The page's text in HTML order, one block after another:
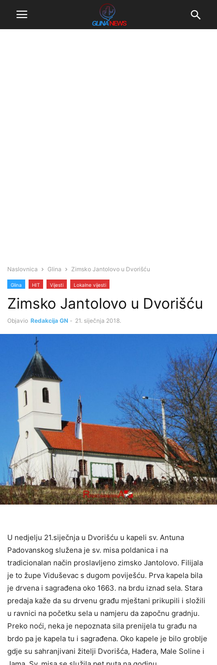
Naslovnica Glina Zimsko Jantolovo u Dvorišću
Glina HIT Vijesti Lokalne vijesti
Zimsko Jantolovo u Dvorišću
Objavio Redakcija GN - 21. siječnja 2018.
U nedjelju 21.siječnja u Dvorišću u kapeli sv. Antuna
Padovanskog služena je sv. misa poldanica i na
tradicionalan način proslavljeno zimsko Jantolovo. Filijala
je to župe Viduševac s dugom poviješću. Prva kapela bila
je drvena i sagrađena oko 1663. na brdu iznad sela. Stara
predaja kaže da su drvenu građu mještani prikupili i složili
u ravnici na početku sela u namjeru da započnu gradnju.
Preko noći, neka je nepoznata sila prenijela tu građu na
brdo pa je kapela tu i sagrađena. Oko kapele je bilo groblje
gdje su sahranjivani žitelji Dvorišća, Hađera, Male Soline i